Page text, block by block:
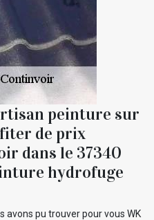
peinture sur
de prix
dans le 37340
hydrofuge
avons pu trouver pour vous WK